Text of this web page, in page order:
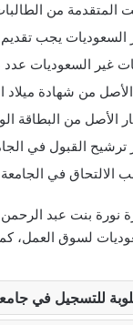
المتقدمة من
تقديم عدد 2 صورة من وثيقة الإقامة وعدد 2
غير السعوديات
من شهادة ميلاد
الأصل من البطاقة
ترشيح القبول في
الالتحاق في
نورة بنت عبد
لسوق العمل، كما
للتسجيل في